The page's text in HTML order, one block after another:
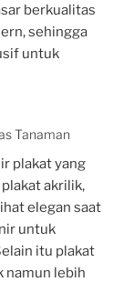
berkualitas
sehingga
untuk
Tanaman
plakat yang
akrilik,
elegan saat
untuk
itu plakat
namun lebih